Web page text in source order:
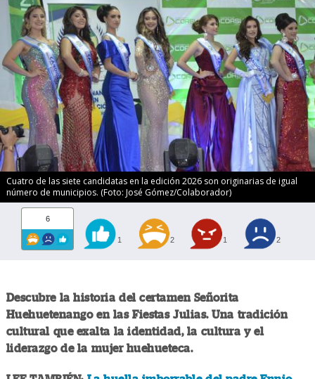
Cuatro de las siete candidatas en la edición 2026 son originarias de igual
número de municipios. (Foto: José Gómez/Colaborador)
6
1 2 1 2
Descubre la historia del certamen Señorita
Huehuetenango en las Fiestas Julias. Una tradición
cultural que exalta la identidad, la cultura y el
liderazgo de la mujer huehueteca.